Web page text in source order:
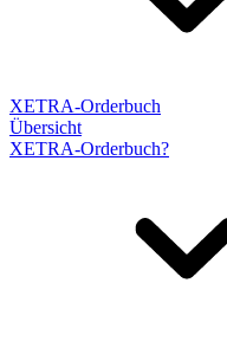
XETRA-Orderbuch
Übersicht
XETRA-Orderbuch?